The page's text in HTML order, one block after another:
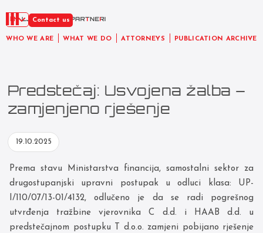
WHO WE ARE WHAT WE DO ATTORNEYS PUBLICATION ARCHIVE
EN Contact us
Predstečaj: Usvojena žalba –
zamjenjeno rješenje
19.10.2025
Prema stavu Ministarstva financija, samostalni sektor za
drugostupanjski upravni postupak u odluci klasa: UP-
I/110/07/13-01/4132, odlučeno je da se radi pogrešnog
utvrđenja tražbine vjerovnika C d.d. i HAAB d.d. u
predstečajnom postupku T d.o.o. zamjeni pobijano rješenje